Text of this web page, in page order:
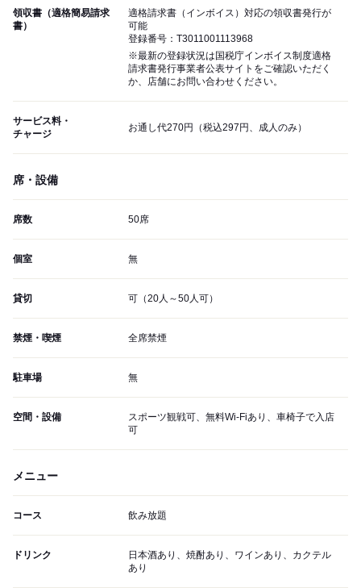
領収書（適格簡易請求
書）
適格請求書（インボイス）対応の領収書発行が
可能
登録番号：T3011001113968
※最新の登録状況は国税庁インボイス制度適格
請求書発行事業者公表サイトをご確認いただく
か、店舗にお問い合わせください。
サービス料・
チャージ
お通し代270円（税込297円、成人のみ）
席・設備
席数 50席
個室 無
貸切 可（20人～50人可）
禁煙・喫煙 全席禁煙
駐車場 無
空間・設備
スポーツ観戦可、無料Wi-Fiあり、車椅子で入店
可
メニュー
コース 飲み放題
ドリンク
日本酒あり、焼酎あり、ワインあり、カクテル
あり